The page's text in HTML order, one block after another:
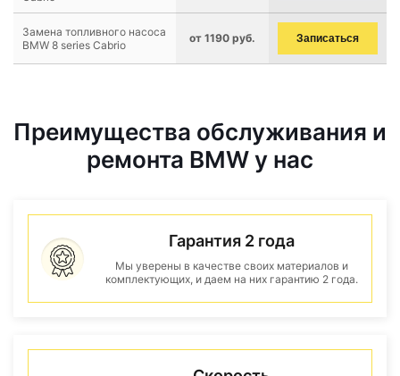
Замена топливного насоса
BMW 8 series Cabrio
от 1190 руб. Записаться
Преимущества обслуживания и
ремонта BMW у нас
Гарантия 2 года
Мы уверены в качестве своих материалов и
комплектующих, и даем на них гарантию 2 года.